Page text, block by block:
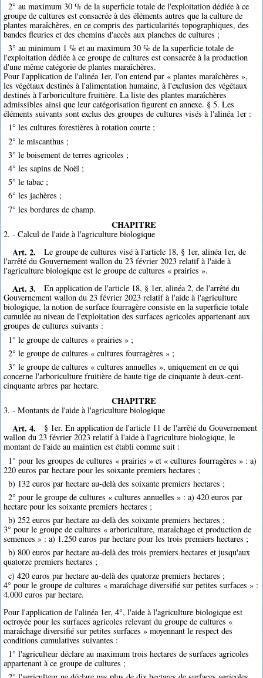
2° au maximum 30 % de la superficie totale de l'exploitation dédiée à ce
groupe de cultures est consacrée à des éléments autres que la culture de
plantes maraîchères, en ce compris des particularités topographiques, des
bandes fleuries et des chemins d'accès aux planches de cultures ;
3° au minimum 1 % et au maximum 30 % de la superficie totale de
l'exploitation dédiée à ce groupe de cultures est consacrée à la production
d'une même catégorie de plantes maraîchères.
Pour l'application de l'alinéa 1er, l'on entend par « plantes maraîchères »,
les végétaux destinés à l'alimentation humaine, à l'exclusion des végétaux
destinés à l'arboriculture fruitière. La liste des plantes maraîchères
admissibles ainsi que leur catégorisation figurent en annexe. § 5. Les
éléments suivants sont exclus des groupes de cultures visés à l'alinéa 1er :
1° les cultures forestières à rotation courte ;
2° le miscanthus ;
3° le boisement de terres agricoles ;
4° les sapins de Noël ;
5° le tabac ;
6° les jachères ;
7° les bordures de champ.
CHAPITRE
2. - Calcul de l'aide à l'agriculture biologique
Art. 2.
Le groupe de cultures visé à l'article 18, § 1er, alinéa 1er, de
l'arrêté du Gouvernement wallon du 23 février 2023 relatif à l'aide à
l'agriculture biologique est le groupe de cultures « prairies ».
Art. 3.
En application de l'article 18, § 1er, alinéa 2, de l'arrêté du
Gouvernement wallon du 23 février 2023 relatif à l'aide à l'agriculture
biologique, la notion de surface fourragère consiste en la superficie totale
cumulée au niveau de l'exploitation des surfaces agricoles appartenant aux
groupes de cultures suivants :
1° le groupe de cultures « prairies » ;
2° le groupe de cultures « cultures fourragères » ;
3° le groupe de cultures « cultures annuelles », uniquement en ce qui
concerne l'arboriculture fruitière de haute tige de cinquante à deux-cent-
cinquante arbres par hectare.
CHAPITRE
3. - Montants de l'aide à l'agriculture biologique
Art. 4.
§ 1er. En application de l'article 11 de l'arrêté du Gouvernement
wallon du 23 février 2023 relatif à l'aide à l'agriculture biologique, le
montant de l'aide au maintien est établi comme suit :
1° pour les groupes de cultures « prairies » et « cultures fourragères » : a)
220 euros par hectare pour les soixante premiers hectares ;
b) 132 euros par hectare au-delà des soixante premiers hectares ;
2° pour le groupe de cultures « cultures annuelles » : a) 420 euros par
hectare pour les soixante premiers hectares ;
b) 252 euros par hectare au-delà des soixante premiers hectares ;
3° pour le groupe de cultures « arboriculture, maraîchage et production de
semences » : a) 1.250 euros par hectare pour les trois premiers hectares ;
b) 800 euros par hectare au-delà des trois premiers hectares et jusqu'aux
quatorze premiers hectares ;
c) 420 euros par hectare au-delà des quatorze premiers hectares ;
4° pour le groupe de cultures « maraîchage diversifié sur petites surfaces » :
4.000 euros par hectare.
Pour l'application de l'alinéa 1er, 4°, l'aide à l'agriculture biologique est
octroyée pour les surfaces agricoles relevant du groupe de cultures «
maraîchage diversifié sur petites surfaces » moyennant le respect des
conditions cumulatives suivantes :
1° l'agriculteur déclare au maximum trois hectares de surfaces agricoles
appartenant à ce groupe de cultures ;